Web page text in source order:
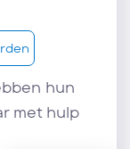
hun
met hulp